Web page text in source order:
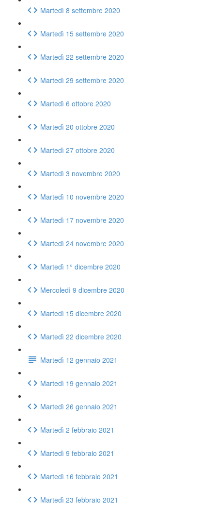
Martedì 8 settembre 2020
Martedì 15 settembre 2020
Martedì 22 settembre 2020
Martedì 29 settembre 2020
Martedì 6 ottobre 2020
Martedì 20 ottobre 2020
Martedì 27 ottobre 2020
Martedì 3 novembre 2020
Martedì 10 novembre 2020
Martedì 17 novembre 2020
Martedì 24 novembre 2020
Martedì 1° dicembre 2020
Mercoledì 9 dicembre 2020
Martedì 15 dicembre 2020
Martedì 22 dicembre 2020
Martedì 12 gennaio 2021
Martedì 19 gennaio 2021
Martedì 26 gennaio 2021
Martedì 2 febbraio 2021
Martedì 9 febbraio 2021
Martedì 16 febbraio 2021
Martedì 23 febbraio 2021